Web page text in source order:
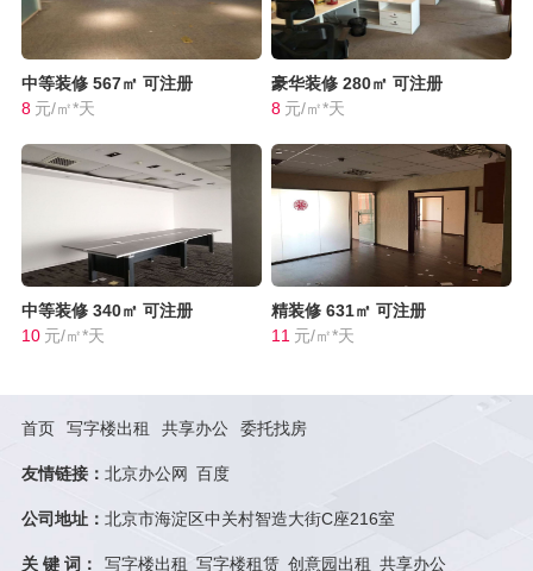
中等装修 567㎡ 可注册
8 元/㎡*天
豪华装修 280㎡ 可注册
8 元/㎡*天
中等装修 340㎡ 可注册
10 元/㎡*天
精装修 631㎡ 可注册
11 元/㎡*天
首页 写字楼出租 共享办公 委托找房
友情链接： 北京办公网 百度
公司地址： 北京市海淀区中关村智造大街C座216室
关 键 词： 写字楼出租 写字楼租赁 创意园出租 共享办公